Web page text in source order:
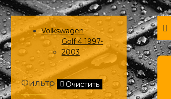
Volkswagen
Golf 4 1997-
2003
Фильтр Очистить